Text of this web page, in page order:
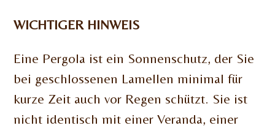
WICHTIGER HINWEIS
Eine Pergola ist ein Sonnenschutz, der Sie
bei geschlossenen Lamellen minimal für
kurze Zeit auch vor Regen schützt. Sie ist
nicht identisch mit einer Veranda, einer